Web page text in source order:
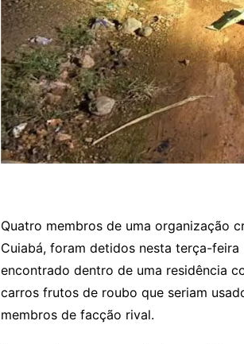
Quatro membros de uma organização
Cuiabá, foram detidos nesta terça-
encontrado dentro de uma residência
carros frutos de roubo que seriam
membros de facção rival.